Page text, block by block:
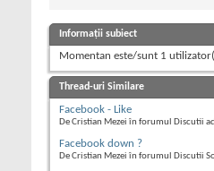
Informații subiect
Momentan este/sunt 1
Thread-uri Similare
Facebook - Like
De Cristian Mezei în forumul Discutii
Facebook down ?
De Cristian Mezei în forumul Discutii